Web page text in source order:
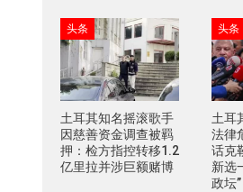
头条
土耳其知名摇滚歌手
因慈善资金调查被羁
押：检方指控转移1.2
亿里拉并涉巨额赌博
头条
土耳
法律
话克
新选
政坛”